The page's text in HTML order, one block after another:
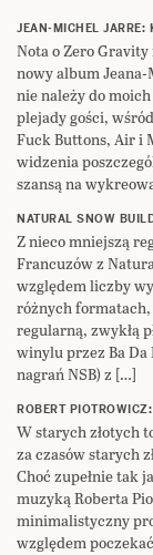
JEAN-MICHEL JARRE:
Nota o Zero
nowy album Jeana-
nie należy do
plejady gości,
Fuck Buttons, Air i
widzenia
szansą na
NATURAL SNOW
Z nieco mniejszą
Francuzów z
względem liczby
różnych
regularną, zwykłą
winylu przez Ba
nagrań NSB) z […]
ROBERT
W starych złotych
za czasów starych
Choć zupełnie tak
muzyką Roberta
minimalistyczny
względem